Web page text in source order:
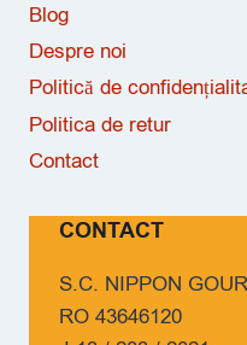
Blog
Despre noi
Politică de
Politica de retur
Contact
CONTACT
S.C. NIPPON
RO 43646120